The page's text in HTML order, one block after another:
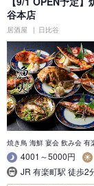
谷本店
居酒屋 日比谷
焼き鳥 海鮮 宴会 飲み会 有
4001～5000円
JR 有楽町駅 徒歩2